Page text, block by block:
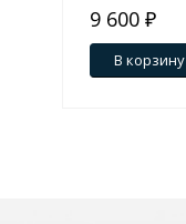
9 600 ₽
В корзину